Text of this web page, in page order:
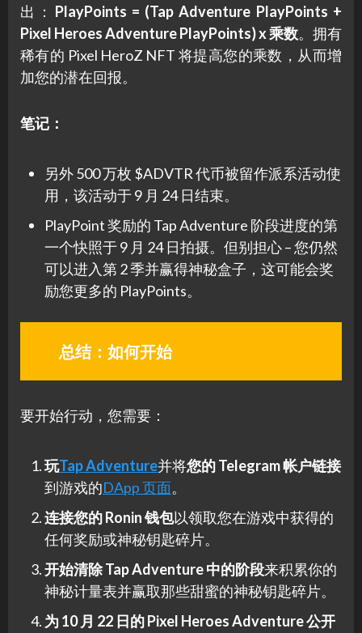
出： PlayPoints = (Tap Adventure PlayPoints +
Pixel Heroes Adventure PlayPoints) x 乘数。拥有
稀有的 Pixel HeroZ NFT 将提高您的乘数，从而增
加您的潜在回报。
笔记：
另外 500 万枚 $ADVTR 代币被留作派系活动使
用，该活动于 9 月 24 日结束。
PlayPoint 奖励的 Tap Adventure 阶段进度的第
一个快照于 9 月 24 日拍摄。但别担心 – 您仍然
可以进入第 2 季并赢得神秘盒子，这可能会奖
励您更多的 PlayPoints。
总结：如何开始
要开始行动，您需要：
玩Tap Adventure并将您的 Telegram 帐户链接
到游戏的DApp 页面。
连接您的 Ronin 钱包以领取您在游戏中获得的
任何奖励或神秘钥匙碎片。
开始清除 Tap Adventure 中的阶段来积累你的
神秘计量表并赢取那些甜蜜的神秘钥匙碎片。
为 10 月 22 日的 Pixel Heroes Adventure 公开